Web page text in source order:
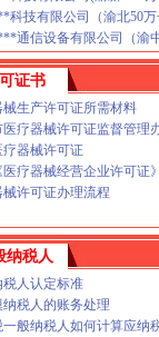
网
息_电话_地
元-重庆爱问
服厂家-
盟网
锁电话-直辖市
庆外企德科人力
滚动
信息_注册信息
市房开资质代理
公司重庆南岸
华英才网
科技有限公司（渝北50
通信设备有限公司（渝
证书
械生产许可证所需材料
医疗器械许可证监督管理
疗器械许可证
医疗器械经营企业许可证
械许可证办理流程
纳税人
税人认定标准
纳税人的账务处理
一般纳税人如何计算应纳